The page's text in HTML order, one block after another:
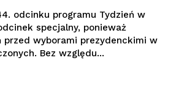
odcinku programu Tydzień w
specjalny, ponieważ
przed wyborami prezydenckimi w
Bez względu...